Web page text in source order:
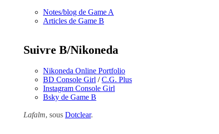
Notes/blog de Game A
Articles de Game B
Suivre B/Nikoneda
Nikoneda Online Portfolio
BD Console Girl /C.G. Plus
Instagram Console Girl
Bsky de Game B
Lafalm, sous Dotclear.